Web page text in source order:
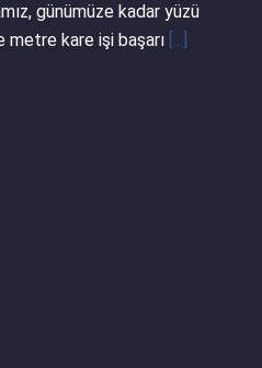
günümüze kadar yüzü
metre kare işi başarı [...]